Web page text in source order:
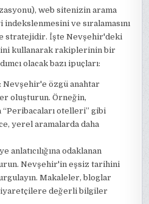
web sitenizin arama
ve sıralamasını
stratejidir. İşte Nevşehir'deki
kullanarak rakiplerinin bir
olacak bazı ipuçları:
özgü anahtar
oluşturun. Örneğin,
“Peribacaları otelleri” gibi
yerel aramalarda daha
anlatıcılığına odaklanan
Nevşehir'in eşsiz tarihini
Makaleler, bloglar
değerli bilgiler